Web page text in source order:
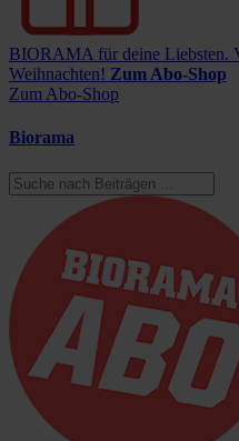
BIORAMA für deine Liebsten.
Weihnachten! Zum Abo-Shop
Zum Abo-Shop
Biorama